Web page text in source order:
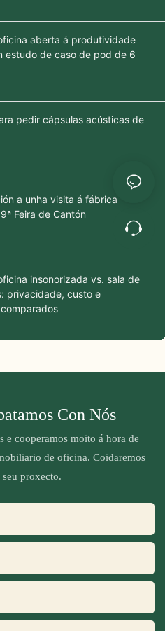
aberta á produtividade
estudo de caso de pod de 6
pedir cápsulas acústicas de
a unha visita á fábrica
Feira de Cantón
insonorizada vs. sala de
privacidade, custo e
Con Nós
e cooperamos moito á hora de
de oficina. Coidaremos
proxecto.